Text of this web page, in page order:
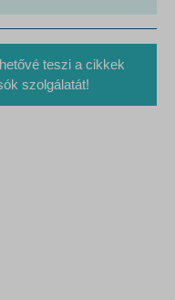
teszi a cikkek
szolgálatát!